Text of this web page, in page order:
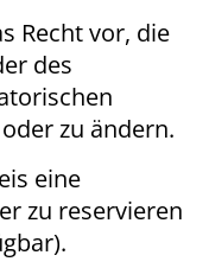
Recht vor, die
des
zu ändern.
eine
zu reservieren